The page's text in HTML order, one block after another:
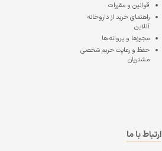
قوانین و مقررات
راهنمای خرید از داروخانه
آنلاین
مجوزها و پروانه ها
حفظ و رعایت حریم شخصی
مشتریان
ارتباط با ما